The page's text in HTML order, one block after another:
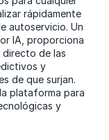
rápidamente
autoservicio. Un
IA, proporciona
directo de las
y
de que surjan.
plataforma para
y